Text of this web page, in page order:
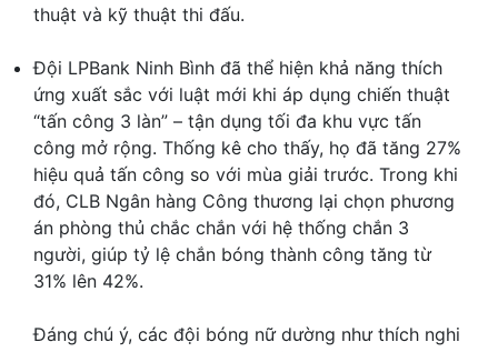
thuật và kỹ thuật thi đấu.
Đội LPBank Ninh Bình đã thể hiện khả năng thích
ứng xuất sắc với luật mới khi áp dụng chiến thuật
“tấn công 3 làn” – tận dụng tối đa khu vực tấn
công mở rộng. Thống kê cho thấy, họ đã tăng 27%
hiệu quả tấn công so với mùa giải trước. Trong khi
đó, CLB Ngân hàng Công thương lại chọn phương
án phòng thủ chắc chắn với hệ thống chắn 3
người, giúp tỷ lệ chắn bóng thành công tăng từ
31% lên 42%.
Đáng chú ý, các đội bóng nữ dường như thích nghi